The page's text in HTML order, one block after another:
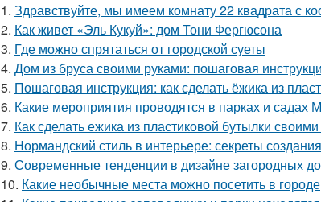
1. Здравствуйте, мы имеем комнату 22 квадрата с
2. Как живет «Эль Кукуй»: дом Тони Фергюсона
3. Где можно спрятаться от городской суеты
4. Дом из бруса своими руками: пошаговая
5. Пошаговая инструкция: как сделать ёжика из
6. Какие мероприятия проводятся в парках и садах
7. Как сделать ежика из пластиковой бутылки
8. Нормандский стиль в интерьере: секреты
9. Современные тенденции в дизайне загородных
10. Какие необычные места можно посетить в городе